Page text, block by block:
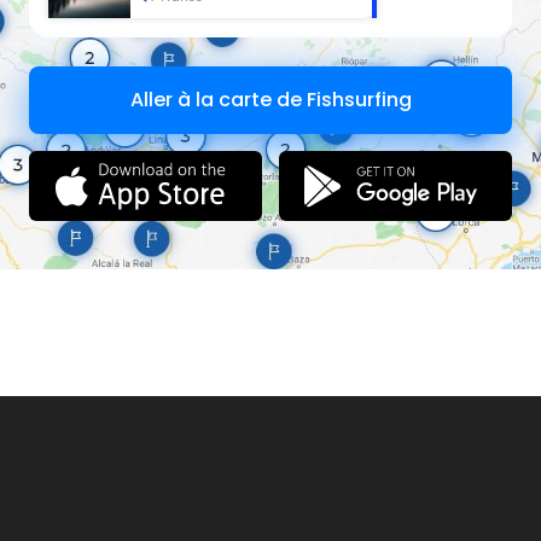
Aller à la carte de Fishsurfing